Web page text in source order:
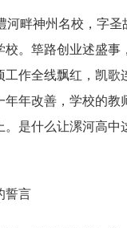
河畔神州名校，字
。筚路创业述盛
作全线飘红，凯
年改善，学校的
是什么让漯河高
誓言